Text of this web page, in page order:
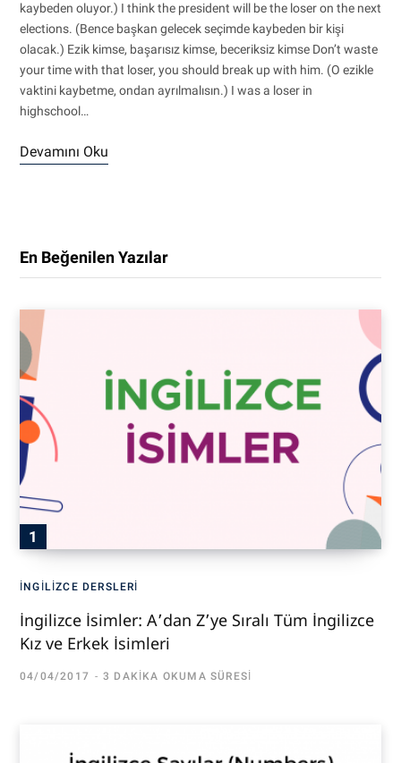
kaybeden oluyor.) I think the president will be the loser on the next
elections. (Bence başkan gelecek seçimde kaybeden bir kişi
olacak.) Ezik kimse, başarısız kimse, beceriksiz kimse Don’t waste
your time with that loser, you should break up with him. (O ezikle
vaktini kaybetme, ondan ayrılmalısın.) I was a loser in
highschool…
Devamını Oku
En Beğenilen Yazılar
İNGILIZCE DERSLERI
İngilizce İsimler: A’dan Z’ye Sıralı Tüm İngilizce
Kız ve Erkek İsimleri
04/04/2017 3 DAKIKA OKUMA SÜRESI